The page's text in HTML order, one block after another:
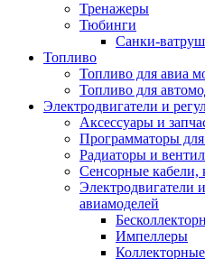
Тренажеры
Тюбинги
Санки-
Топливо
Топливо для авиа
Топливо для
Электродвигатели и
Аксессуары и
Программаторы для
Радиаторы и
Сенсорные кабели,
Электродвигатели
авиамоделей
Импеллеры